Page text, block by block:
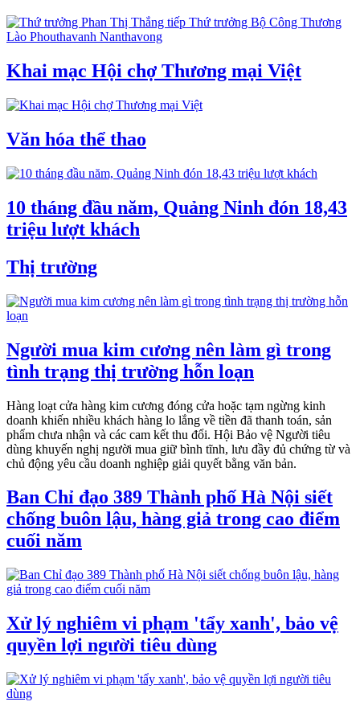
Khai mạc Hội chợ Thương mại Việt
Văn hóa thể thao
10 tháng đầu năm, Quảng Ninh đón 18,43
triệu lượt khách
Thị trường
Người mua kim cương nên làm gì trong
tình trạng thị trường hỗn loạn
Hàng loạt cửa hàng kim cương đóng cửa hoặc tạm ngừng kinh
doanh khiến nhiều khách hàng lo lắng về tiền đã thanh toán, sản
phẩm chưa nhận và các cam kết thu đổi. Hội Bảo vệ Người tiêu
dùng khuyến nghị người mua giữ bình tĩnh, lưu đầy đủ chứng từ và
chủ động yêu cầu doanh nghiệp giải quyết bằng văn bản.
Ban Chỉ đạo 389 Thành phố Hà Nội siết
chống buôn lậu, hàng giả trong cao điểm
cuối năm
Xử lý nghiêm vi phạm 'tẩy xanh', bảo vệ
quyền lợi người tiêu dùng